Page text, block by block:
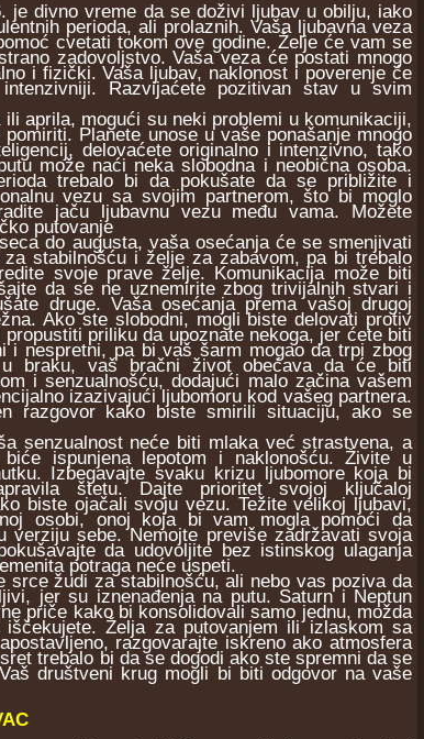
divno vreme da se doživi ljubav u obilju, iako
perioda, ali prolaznih. Vaša ljubavna veza
cvetati tokom ove godine. Želje će vam se
zadovoljstvo. Vaša veza će postati mnogo
i fizički. Vaša ljubav, naklonost i poverenje će
Razvijaćete pozitivan stav u svim
aprila, mogući su neki problemi u komunikaciji,
Planete unose u vaše ponašanje mnogo
delovaćete originalno i intenzivno, tako
može naći neka slobodna i neobična osoba.
trebalo bi da pokušate da se približite i
vezu sa svojim partnerom, što bi moglo
jaču ljubavnu vezu među vama. Možete
putovanje
do augusta, vaša osećanja će se smenjivati
za stabilnošću i želje za zabavom, pa bi trebalo
svoje prave želje. Komunikacija može biti
da se ne uznemirite zbog trivijalnih stvari i
druge. Vaša osećanja prema vašoj drugoj
Ako ste slobodni, mogli biste delovati protiv
priliku da upoznate nekoga, jer ćete biti
i nespretni, pa bi vaš šarm mogao da trpi zbog
braku, vaš bračni život obećava da će biti
i senzualnošću, dodajući malo začina vašem
izazivajući ljubomoru kod vašeg partnera.
razgovor kako biste smirili situaciju, ako se
senzualnost neće biti mlaka već strastvena, a
biće ispunjena lepotom i naklonošću. Živite u
Izbegavajte svaku krizu ljubomore koja bi
štetu. Dajte prioritet svojoj ključaloj
biste ojačali svoju vezu. Težite velikoj ljubavi,
osobi, onoj koja bi vam mogla pomoći da
verziju sebe. Nemojte previše zadržavati svoja
da udovoljite bez istinskog ulaganja
potraga neće uspeti.
žudi za stabilnošću, ali nebo vas poziva da
jer su iznenađenja na putu. Saturn i Neptun
priče kako bi konsolidovali samo jednu, možda
iščekujete. Želja za putovanjem ili izlaskom sa
razgovarajte iskreno ako atmosfera
trebalo bi da se dogodi ako ste spremni da se
društveni krug mogli bi biti odgovor na vaše